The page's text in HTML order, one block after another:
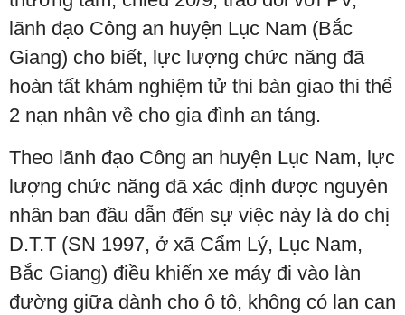
lãnh đạo Công an huyện Lục Nam (Bắc
Giang) cho biết, lực lượng chức năng đã
hoàn tất khám nghiệm tử thi bàn giao thi thể
2 nạn nhân về cho gia đình an táng.
Theo lãnh đạo Công an huyện Lục Nam, lực
lượng chức năng đã xác định được nguyên
nhân ban đầu dẫn đến sự việc này là do chị
D.T.T (SN 1997, ở xã Cẩm Lý, Lục Nam,
Bắc Giang) điều khiển xe máy đi vào làn
đường giữa dành cho ô tô, không có lan can